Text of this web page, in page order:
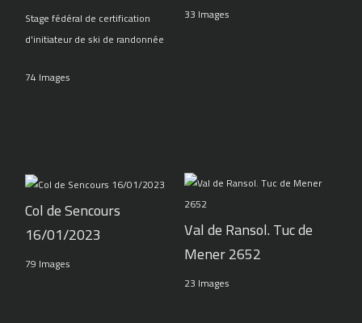
Stage fédéral de certification
d'initiateur de ski de randonnée
74 Images
33 Images
Col de Sencours
16/01/2023
79 Images
Val de Ransol. Tuc de
Mener 2652
23 Images